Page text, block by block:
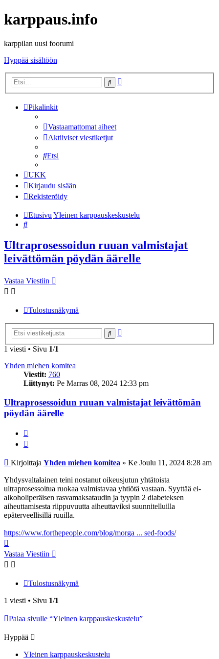
karppaus.info
karppilan uusi foorumi
Hyppää sisältöön
Etsi
Pikalinkit
Vastaamattomat aiheet
Aktiiviset viestiketjut
Etsi
UKK
Kirjaudu sisään
Rekisteröidy
EtusivuYleinen karppauskeskustelu
Etsi
Ultraprosessoidun ruuan valmistajat
leivättömän pöydän äärelle
Vastaa Viestiin
Tulostusnäkymä
Etsi
1 viesti • Sivu 1/1
Yhden miehen komitea
Viestit: 760
Liittynyt: Pe Marras 08, 2024 12:33 pm
Ultraprosessoidun ruuan valmistajat leivättömän
pöydän äärelle
Viesti
Kirjoittaja Yhden miehen komitea » Ke Joulu 11, 2024 8:28 am
Yhdysvaltalainen teini nostanut oikeusjutun yhtätoista
ultraprosessoitua ruokaa valmistavaa yhtiötä vastaan. Syyttää ei-
alkoholiperäisen rasvamaksataudin ja tyypin 2 diabeteksen
aiheuttamisesta riippuvuutta aiheuttaviksi suunnitelluilla
epäterveellisillä ruuilla.
https://www.forthepeople.com/blog/morga ... sed-foods/
Vastaa Viestiin
Tulostusnäkymä
1 viesti • Sivu 1/1
Palaa sivulle “Yleinen karppauskeskustelu”
Hyppää
Yleinen karppauskeskustelu